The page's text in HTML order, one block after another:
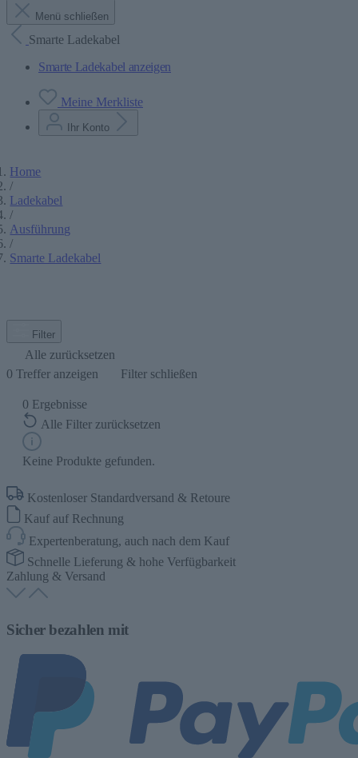
Menü schließen
Smarte Ladekabel
Smarte Ladekabel anzeigen
Meine Merkliste
Ihr Konto
Home
/
Ladekabel
/
Ausführung
/
Smarte Ladekabel
Filter
Alle zurücksetzen
0 Treffer anzeigen Filter schließen
0 Ergebnisse
Alle Filter zurücksetzen
Keine Produkte gefunden.
Kostenloser Standardversand & Retoure
Kauf auf Rechnung
Expertenberatung, auch nach dem Kauf
Schnelle Lieferung & hohe Verfügbarkeit
Zahlung & Versand
Sicher bezahlen mit